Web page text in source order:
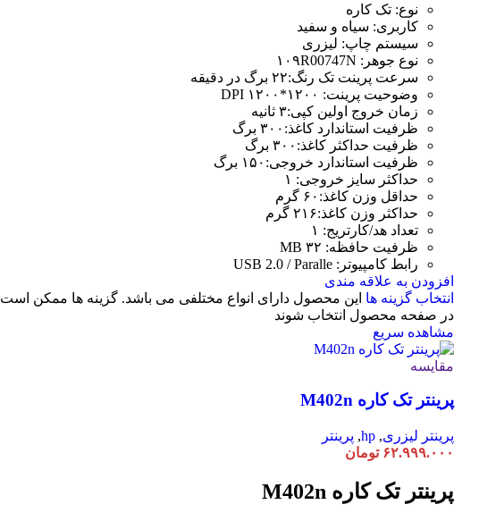
نوع: تک کاره
کاربری: سیاه و سفید
سیستم چاپ: لیزری
نوع جوهر: ۱۰۹R00747N
سرعت پرینت تک رنگ:۲۲ برگ در دقیقه
وضوحیت پرینت: ۱۲۰۰*۱۲۰۰ DPI
زمان خروج اولین کپی:۳ ثانیه
ظرفیت استاندارد کاغذ:۳۰۰ برگ
ظرفیت حداکثر کاغذ:۳۰۰ برگ
ظرفیت استاندارد خروجی:۱۵۰ برگ
حداکثر سایز خروجی: ۱
حداقل وزن کاغذ:۶۰ گرم
حداکثر وزن کاغذ:۲۱۶ گرم
تعداد هد/کارتریج: ۱
ظرفیت حافظه: ۳۲ MB
رابط کامپیوتر: USB 2.0 / Paralle
افزودن به علاقه مندی
انتخاب گزینه ها این محصول دارای انواع مختلفی می باشد. گزینه ها ممکن است
در صفحه محصول انتخاب شوند
مشاهده سریع
مقایسه
پرینتر تک کاره M402n
پرینتر لیزری,
hp
, پرینتر
۶۲.۹۹۹.۰۰۰ تومان
پرینتر تک کاره M402n